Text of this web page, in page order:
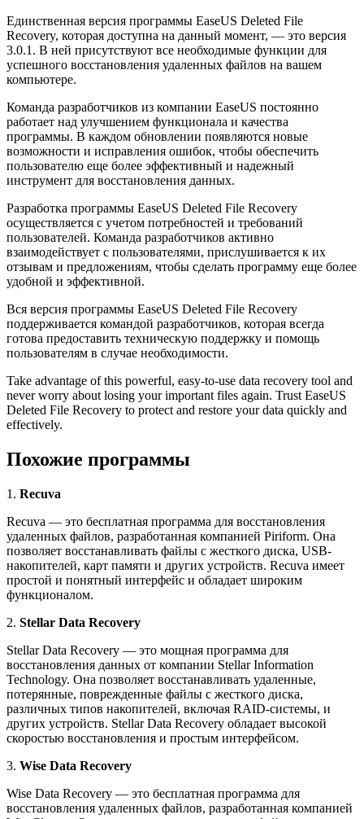
Единственная версия программы EaseUS Deleted File
Recovery, которая доступна на данный момент, — это версия
3.0.1. В ней присутствуют все необходимые функции для
успешного восстановления удаленных файлов на вашем
компьютере.
Команда разработчиков из компании EaseUS постоянно
работает над улучшением функционала и качества
программы. В каждом обновлении появляются новые
возможности и исправления ошибок, чтобы обеспечить
пользователю еще более эффективный и надежный
инструмент для восстановления данных.
Разработка программы EaseUS Deleted File Recovery
осуществляется с учетом потребностей и требований
пользователей. Команда разработчиков активно
взаимодействует с пользователями, прислушивается к их
отзывам и предложениям, чтобы сделать программу еще более
удобной и эффективной.
Вся версия программы EaseUS Deleted File Recovery
поддерживается командой разработчиков, которая всегда
готова предоставить техническую поддержку и помощь
пользователям в случае необходимости.
Take advantage of this powerful, easy-to-use data recovery tool and
never worry about losing your important files again. Trust EaseUS
Deleted File Recovery to protect and restore your data quickly and
effectively.
Похожие программы
1. Recuva
Recuva — это бесплатная программа для восстановления
удаленных файлов, разработанная компанией Piriform. Она
позволяет восстанавливать файлы с жесткого диска, USB-
накопителей, карт памяти и других устройств. Recuva имеет
простой и понятный интерфейс и обладает широким
функционалом.
2. Stellar Data Recovery
Stellar Data Recovery — это мощная программа для
восстановления данных от компании Stellar Information
Technology. Она позволяет восстанавливать удаленные,
потерянные, поврежденные файлы с жесткого диска,
различных типов накопителей, включая RAID-системы, и
других устройств. Stellar Data Recovery обладает высокой
скоростью восстановления и простым интерфейсом.
3. Wise Data Recovery
Wise Data Recovery — это бесплатная программа для
восстановления удаленных файлов, разработанная компанией